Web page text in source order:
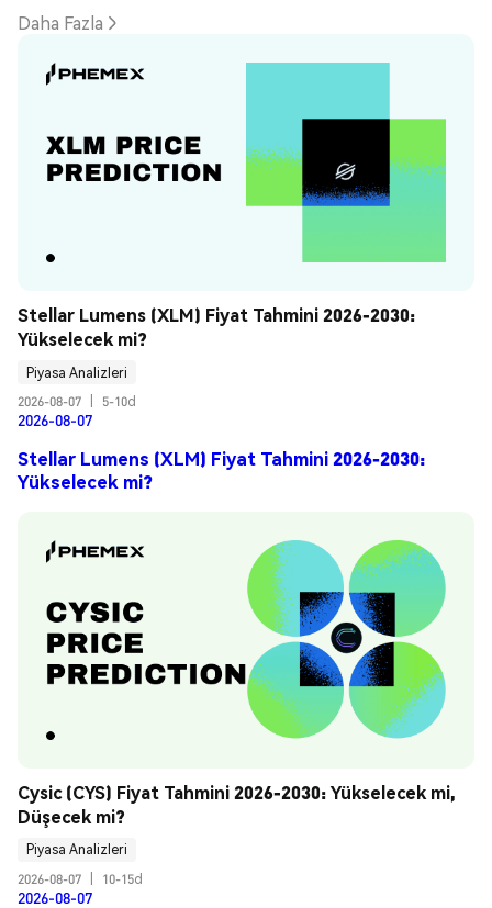
Daha Fazla
Stellar Lumens (XLM) Fiyat Tahmini 2026-2030:
Yükselecek mi?
Piyasa Analizleri
2026-08-07
5-10d
2026-08-07
Stellar Lumens (XLM) Fiyat Tahmini 2026-2030:
Yükselecek mi?
Cysic (CYS) Fiyat Tahmini 2026-2030: Yükselecek mi,
Düşecek mi?
Piyasa Analizleri
2026-08-07
10-15d
2026-08-07